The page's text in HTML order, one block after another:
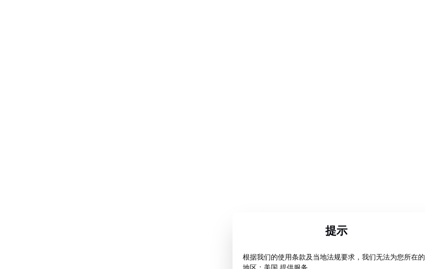
提示
根据我们的使用条款及当地法规要求，我们无法为您所在的
地区：美国 提供服务